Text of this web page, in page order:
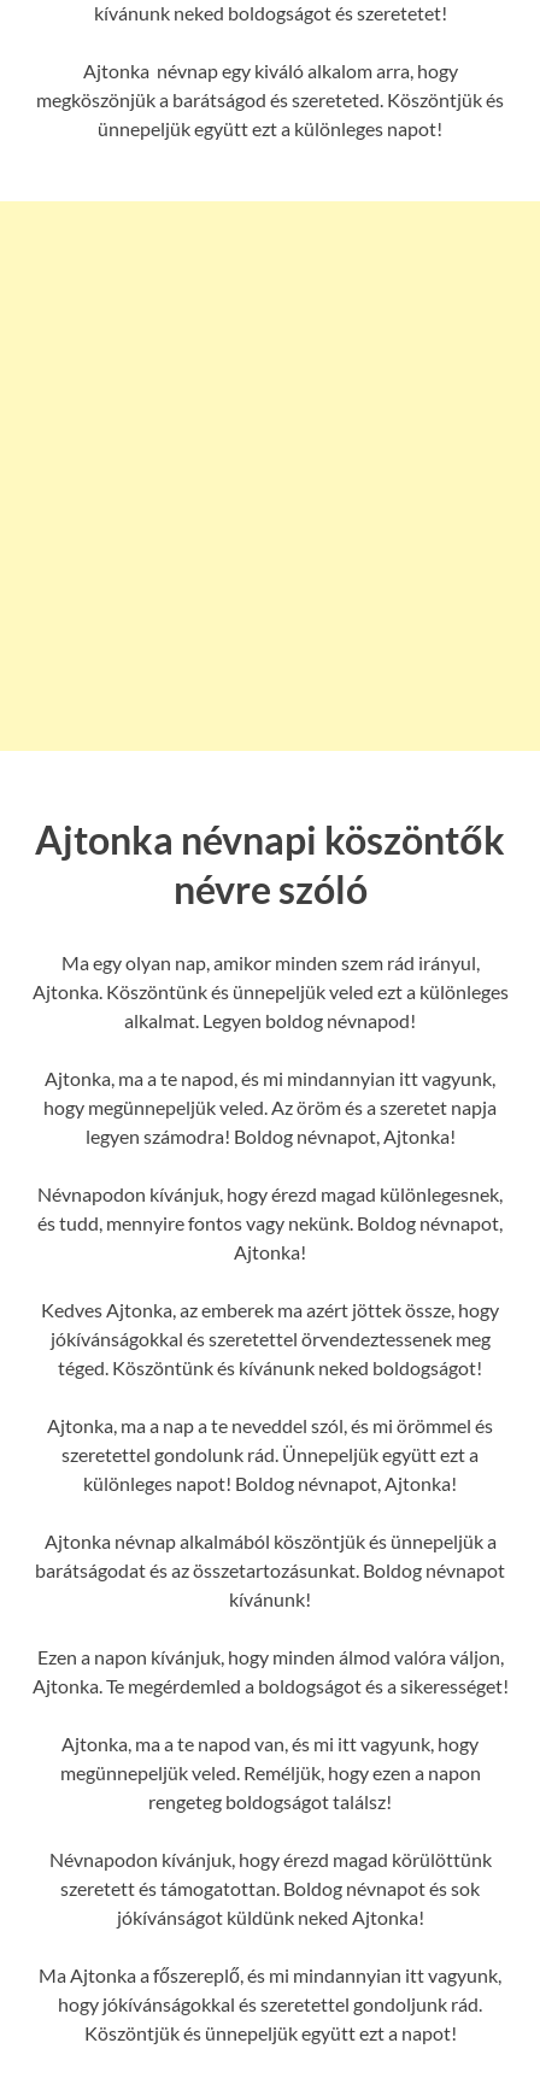
kívánunk neked boldogságot és szeretetet!
Ajtonka névnap egy kiváló alkalom arra, hogy
megköszönjük a barátságod és szereteted. Köszöntjük és
ünnepeljük együtt ezt a különleges napot!
Ajtonka névnapi köszöntők
névre szóló
Ma egy olyan nap, amikor minden szem rád irányul,
Ajtonka. Köszöntünk és ünnepeljük veled ezt a különleges
alkalmat. Legyen boldog névnapod!
Ajtonka, ma a te napod, és mi mindannyian itt vagyunk,
hogy megünnepeljük veled. Az öröm és a szeretet napja
legyen számodra! Boldog névnapot, Ajtonka!
Névnapodon kívánjuk, hogy érezd magad különlegesnek,
és tudd, mennyire fontos vagy nekünk. Boldog névnapot,
Ajtonka!
Kedves Ajtonka, az emberek ma azért jöttek össze, hogy
jókívánságokkal és szeretettel örvendeztessenek meg
téged. Köszöntünk és kívánunk neked boldogságot!
Ajtonka, ma a nap a te neveddel szól, és mi örömmel és
szeretettel gondolunk rád. Ünnepeljük együtt ezt a
különleges napot! Boldog névnapot, Ajtonka!
Ajtonka névnap alkalmából köszöntjük és ünnepeljük a
barátságodat és az összetartozásunkat. Boldog névnapot
kívánunk!
Ezen a napon kívánjuk, hogy minden álmod valóra váljon,
Ajtonka. Te megérdemled a boldogságot és a sikerességet!
Ajtonka, ma a te napod van, és mi itt vagyunk, hogy
megünnepeljük veled. Reméljük, hogy ezen a napon
rengeteg boldogságot találsz!
Névnapodon kívánjuk, hogy érezd magad körülöttünk
szeretett és támogatottan. Boldog névnapot és sok
jókívánságot küldünk neked Ajtonka!
Ma Ajtonka a főszereplő, és mi mindannyian itt vagyunk,
hogy jókívánságokkal és szeretettel gondoljunk rád.
Köszöntjük és ünnepeljük együtt ezt a napot!